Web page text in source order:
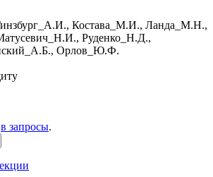
Костава_М.И., Ланда_М.Н.,
Руденко_Н.Д.,
Орлов_Ю.Ф.
в запросы.